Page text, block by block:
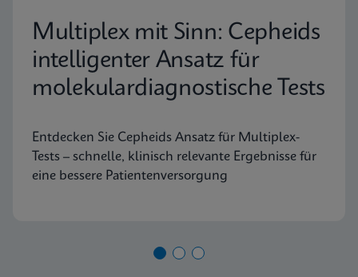
Multiplex mit Sinn: Cepheids
intelligenter Ansatz für
molekulardiagnostische Tests
Entdecken Sie Cepheids Ansatz für Multiplex-
Tests – schnelle, klinisch relevante Ergebnisse für
eine bessere Patientenversorgung